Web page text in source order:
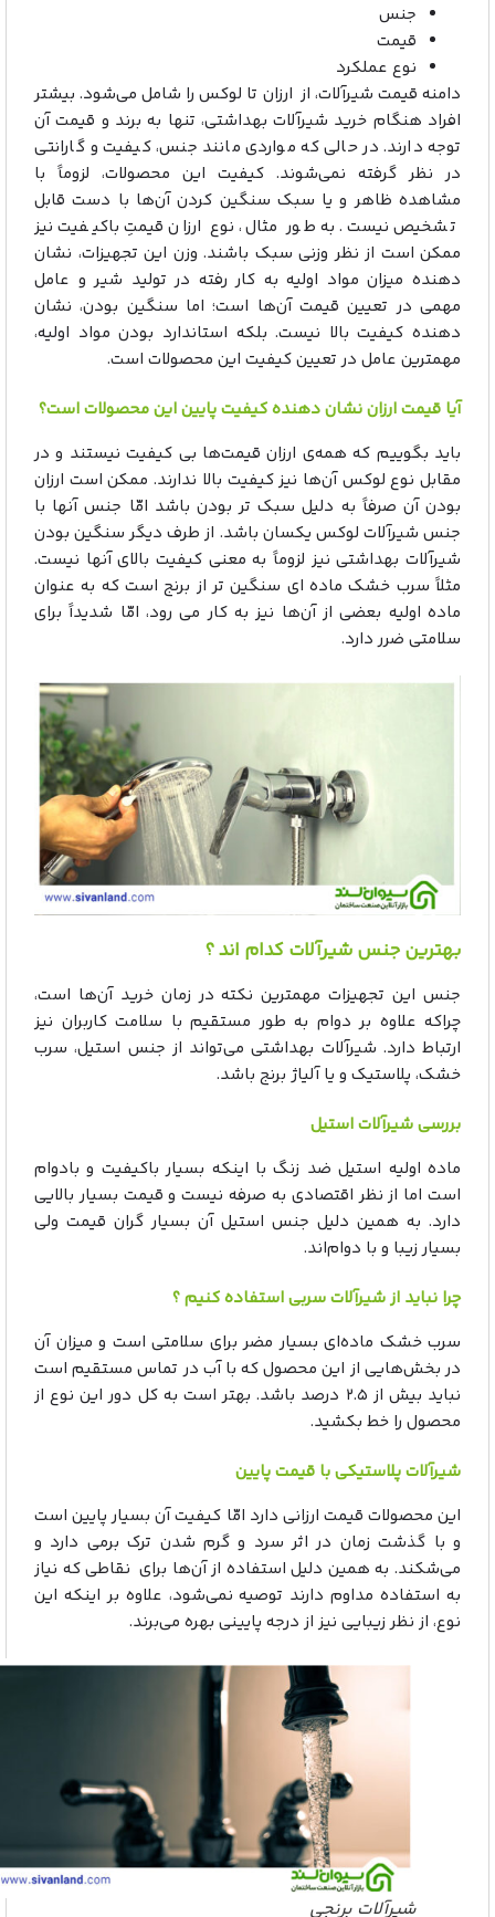
جنس
قیمت
نوع عملکرد
دامنه قیمت شیرآلات، از ارزان تا لوکس را شامل می‌شود. بیشتر
افراد هنگام خرید شیرآلات بهداشتی، تنها به برند و قیمت آن
توجه دارند. در حالی که مواردی مانند جنس، کیفیت و گارانتی
در نظر گرفته نمی‌شوند. کیفیت این محصولات، لزوماً با
مشاهده ظاهر و یا سبک سنگین کردن آن‌ها با دست قابل
تشخیص نیست. به طور مثال، نوع ارزان قیمتِ باکیفیت نیز
ممکن است از نظر وزنی سبک باشند. وزن این تجهیزات، نشان
دهنده میزان مواد اولیه به کار رفته در تولید شیر و عامل
مهمی در تعیین قیمت آن‌ها است؛ اما سنگین بودن، نشان
دهنده کیفیت بالا نیست. بلکه استاندارد بودن مواد اولیه،
مهمترین عامل در تعیین کیفیت این محصولات است.
آیا قیمت ارزان نشان دهنده کیفیت پایین این محصولات است؟
باید بگوییم که همه‌ی ارزان قیمت‌ها بی کیفیت نیستند و در
مقابل نوع لوکس آن‌ها نیز کیفیت بالا ندارند. ممکن است ارزان
بودن آن صرفاً به دلیل سبک تر بودن باشد امّا جنس آنها با
جنس شیرآلات لوکس یکسان باشد. از طرف دیگر سنگین بودن
شیرآلات بهداشتی نیز لزوماً به معنی کیفیت بالای آنها نیست.
مثلاً سرب خشک ماده ای سنگین تر از برنج است که به عنوان
ماده اولیه بعضی از آن‌ها نیز به کار می رود، امّا شدیداً برای
سلامتی ضرر دارد.
بهترین جنس شیرآلات کدام اند ؟
جنس این تجهیزات مهمترین نکته در زمان خرید آن‌ها است،
چراکه علاوه بر دوام به طور مستقیم با سلامت کاربران نیز
ارتباط دارد. شیرآلات بهداشتی می‌تواند از جنس استیل، سرب
خشک، پلاستیک و یا آلیاژ برنج باشد.
بررسی شیرآلات استیل
ماده اولیه استیل ضد زنگ با اینکه بسیار باکیفیت و بادوام
است اما از نظر اقتصادی به صرفه نیست و قیمت بسیار بالایی
دارد. به همین دلیل جنس استیل آن بسیار گران قیمت ولی
بسیار زیبا و با دوام‌اند.
چرا نباید از شیرآلات سربی استفاده کنیم ؟
سرب خشک ماده‌ای بسیار مضر برای سلامتی است و میزان آن
در بخش‌هایی از این محصول که با آب در تماس مستقیم است
نباید بیش از ۲.۵ درصد باشد. بهتر است به کل دور این نوع از
محصول را خط بکشید.
شیرآلات پلاستیکی با قیمت پایین
این محصولات قیمت ارزانی دارد امّا کیفیت آن بسیار پایین است
و با گذشت زمان در اثر سرد و گرم شدن ترک برمی دارد و
می‌شکند. به همین دلیل استفاده از آن‌ها برای نقاطی که نیاز
به استفاده مداوم دارند توصیه نمی‌شود، علاوه بر اینکه این
نوع، از نظر زیبایی نیز از درجه پایینی بهره می‌برند.
شیرآلات برنجی